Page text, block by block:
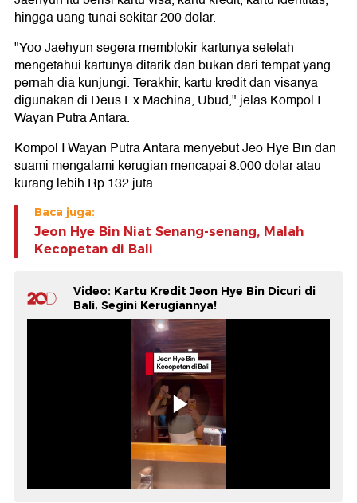
hingga uang tunai sekitar 200 dolar.
"Yoo Jaehyun segera memblokir kartunya setelah
mengetahui kartunya ditarik dan bukan dari tempat yang
pernah dia kunjungi. Terakhir, kartu kredit dan visanya
digunakan di Deus Ex Machina, Ubud," jelas Kompol I
Wayan Putra Antara.
Kompol I Wayan Putra Antara menyebut Jeo Hye Bin dan
suami mengalami kerugian mencapai 8.000 dolar atau
kurang lebih Rp 132 juta.
Baca juga:
Jeon Hye Bin Niat Senang-senang, Malah
Kecopetan di Bali
Video: Kartu Kredit Jeon Hye Bin Dicuri di
Bali, Segini Kerugiannya!